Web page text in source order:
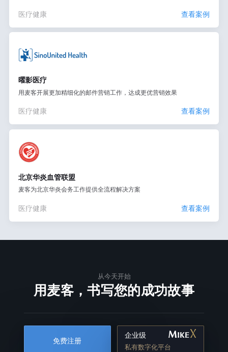
医疗健康 查看案例
曜影医疗
用麦客开展更加精细化的邮件营销工作，达成更优营销效果
医疗健康 查看案例
北京华炎血管联盟
麦客为北京华炎会务工作提供全流程解决方案
医疗健康 查看案例
从今天开始
用麦客，书写您的成功故事
免费注册
企业级
私有数字化平台